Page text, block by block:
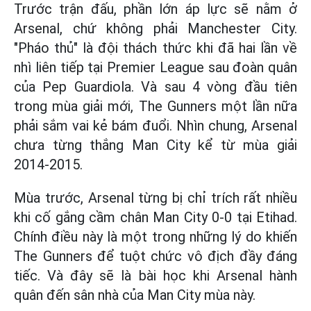
Trước trận đấu, phần lớn áp lực sẽ nằm ở
Arsenal, chứ không phải Manchester City.
"Pháo thủ" là đội thách thức khi đã hai lần về
nhì liên tiếp tại Premier League sau đoàn quân
của Pep Guardiola. Và sau 4 vòng đầu tiên
trong mùa giải mới, The Gunners một lần nữa
phải sắm vai kẻ bám đuổi. Nhìn chung, Arsenal
chưa từng thắng Man City kể từ mùa giải
2014-2015.
Mùa trước, Arsenal từng bị chỉ trích rất nhiều
khi cố gắng cầm chân Man City 0-0 tại Etihad.
Chính điều này là một trong những lý do khiến
The Gunners để tuột chức vô địch đầy đáng
tiếc. Và đây sẽ là bài học khi Arsenal hành
quân đến sân nhà của Man City mùa này.